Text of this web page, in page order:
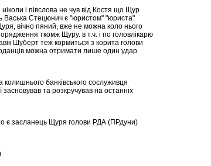
і півслова не чув від Костя що Щур
Васька Стецюнич є "юристом" "юриста"
вічно пяний, вже не можна коло нього
ткомж Щуру. в т.ч. і по головлікарю
Шуберт теж кормиться з корита голови
можна отримати лише один удар
банківського сослуживця
засновував та розкручував на останніх
є засланець Щуря голови РДА (ПРдуни)